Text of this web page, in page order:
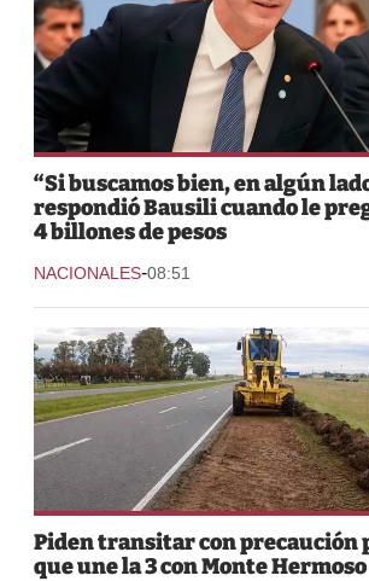
“Si buscamos bien, en algún
respondió Bausili cuando le
4 billones de pesos
NACIONALES-08:51
Piden transitar con precaución
que une la 3 con Monte Hermoso